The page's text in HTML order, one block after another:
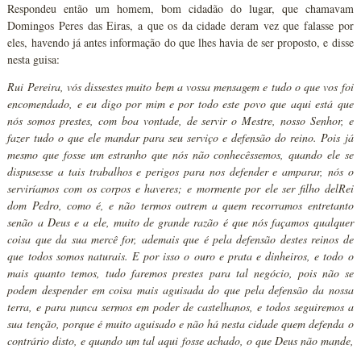
Respondeu então um homem, bom cidadão do lugar, que chamavam
Domingos Peres das Eiras, a que os da cidade deram vez que falasse por
eles, havendo já antes informação do que lhes havia de ser proposto, e disse
nesta guisa:
Rui Pereira, vós dissestes muito bem a vossa mensagem e tudo o que vos foi
encomendado, e eu digo por mim e por todo este povo que aqui está que
nós somos prestes, com boa vontade, de servir o Mestre, nosso Senhor, e
fazer tudo o que ele mandar para seu serviço e defensão do reino. Pois já
mesmo que fosse um estranho que nós não conhecêssemos, quando ele se
dispusesse a tais trabalhos e perigos para nos defender e amparar, nós o
serviríamos com os corpos e haveres; e mormente por ele ser filho delRei
dom Pedro, como é, e não termos outrem a quem recorramos entretanto
senão a Deus e a ele, muito de grande razão é que nós façamos qualquer
coisa que da sua mercê for, ademais que é pela defensão destes reinos de
que todos somos naturais. E por isso o ouro e prata e dinheiros, e todo o
mais quanto temos, tudo faremos prestes para tal negócio, pois não se
podem despender em coisa mais aguisada do que pela defensão da nossa
terra, e para nunca sermos em poder de castelhanos, e todos seguiremos a
sua tenção, porque é muito aguisado e não há nesta cidade quem defenda o
contrário disto, e quando um tal aqui fosse achado, o que Deus não mande,